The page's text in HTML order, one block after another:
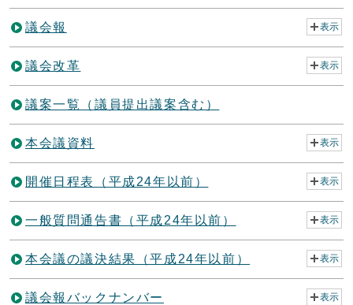
議会報 表示
議会改革 表示
議案一覧（議員提出議案含む）
本会議資料 表示
開催日程表（平成24年以前） 表示
一般質問通告書（平成24年以前） 表示
本会議の議決結果（平成24年以前） 表示
議会報バックナンバー 表示